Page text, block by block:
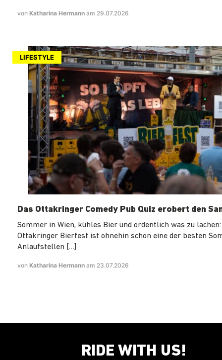
von Katharina Hermann am 29.07.2026
LIFESTYLE
Das Ottakringer Comedy Pub Quiz erobert den
Sommer in Wien, kühles Bier und ordentlich was zu lachen:
Ottakringer Bierfest ist ohnehin schon eine der besten
Anlaufstellen […]
von Katharina Hermann am 23.07.2026
RIDE WITH US!